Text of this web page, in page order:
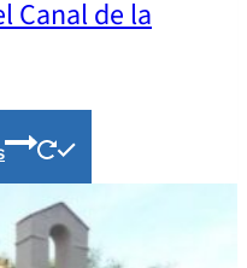
Canal de la